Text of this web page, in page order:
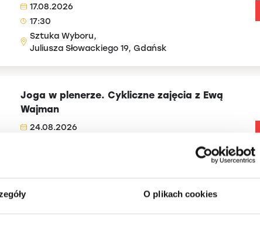
O plikach cookies
17.08.2026
17:30
Sztuka Wyboru,
Juliusza Słowackiego 19, Gdańsk
Joga w plenerze. Cykliczne zajęcia z Ewą
Wajman
24.08.2026
Joga w plenerze. Cykliczne zajęcia z Ewą